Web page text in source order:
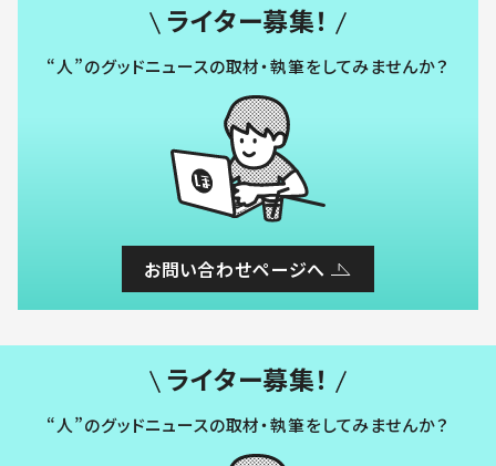
ライター募集！
“人”のグッドニュースの取材・執筆をしてみませんか？
お問い合わせページへ
ライター募集！
“人”のグッドニュースの取材・執筆をしてみませんか？